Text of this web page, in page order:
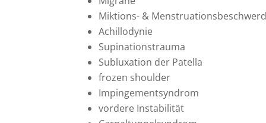
Miktions- &
Achillodynie
Supinationstrauma
Subluxation der Patella
frozen shoulder
Impingementsyndrom
vordere Instabilität